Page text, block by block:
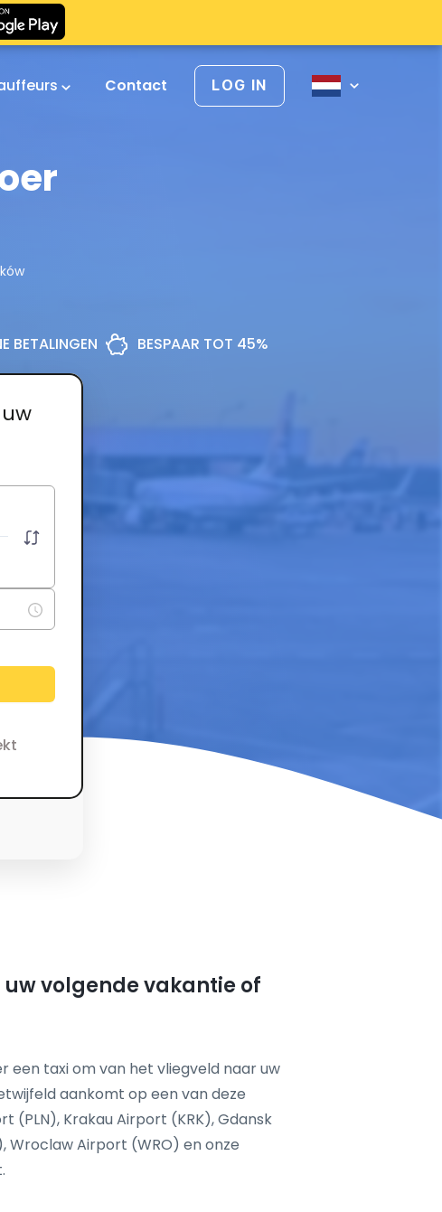
Contact LOG IN
BETALINGEN BESPAAR TOT 45%
uw volgende vakantie of
een taxi om van het vliegveld naar uw
aankomt op een van deze
(PLN), Krakau Airport (KRK), Gdansk
Wroclaw Airport (WRO) en onze